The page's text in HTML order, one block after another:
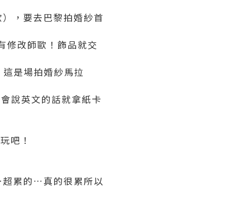
，要去巴黎拍婚紗首
修改師歐！飾品就交
是場拍婚紗馬拉
說英文的話就拿紙卡
吧！
累的…真的很累所以